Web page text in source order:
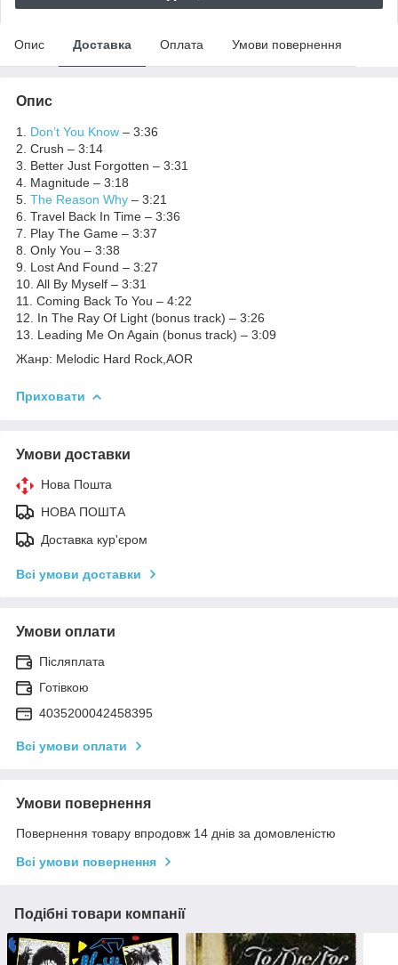
Опис Доставка Оплата Умови повернення
Опис
1. Don’t You Know – 3:36
2. Crush – 3:14
3. Better Just Forgotten – 3:31
4. Magnitude – 3:18
5. The Reason Why – 3:21
6. Travel Back In Time – 3:36
7. Play The Game – 3:37
8. Only You – 3:38
9. Lost And Found – 3:27
10. All By Myself – 3:31
11. Coming Back To You – 4:22
12. In The Ray Of Light (bonus track) – 3:26
13. Leading Me On Again (bonus track) – 3:09
Жанр: Melodic Hard Rock,AOR
Приховати
Умови доставки
Нова Пошта
НОВА ПОШТА
Доставка кур'єром
Всі умови доставки
Умови оплати
Післяплата
Готівкою
4035200042458395
Всі умови оплати
Умови повернення
Повернення товару впродовж 14 днів за домовленістю
Всі умови повернення
Подібні товари компанії